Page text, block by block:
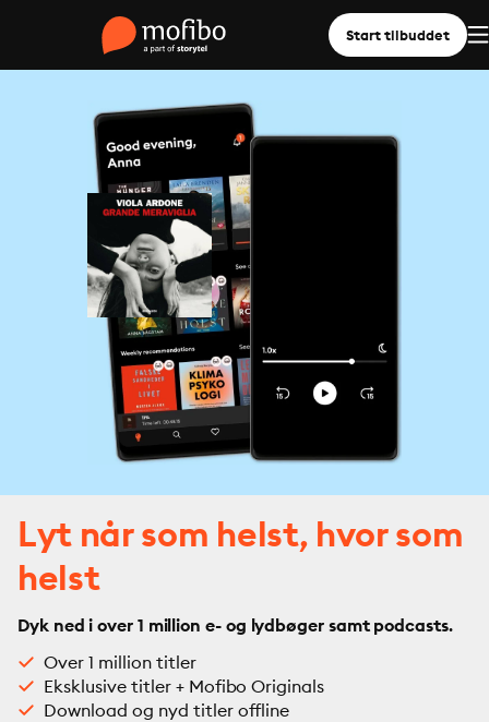
Start tilbuddet
Lyt når som helst, hvor som
helst
Dyk ned i over 1 million e- og lydbøger samt podcasts.
Over 1 million titler
Eksklusive titler + Mofibo Originals
Download og nyd titler offline